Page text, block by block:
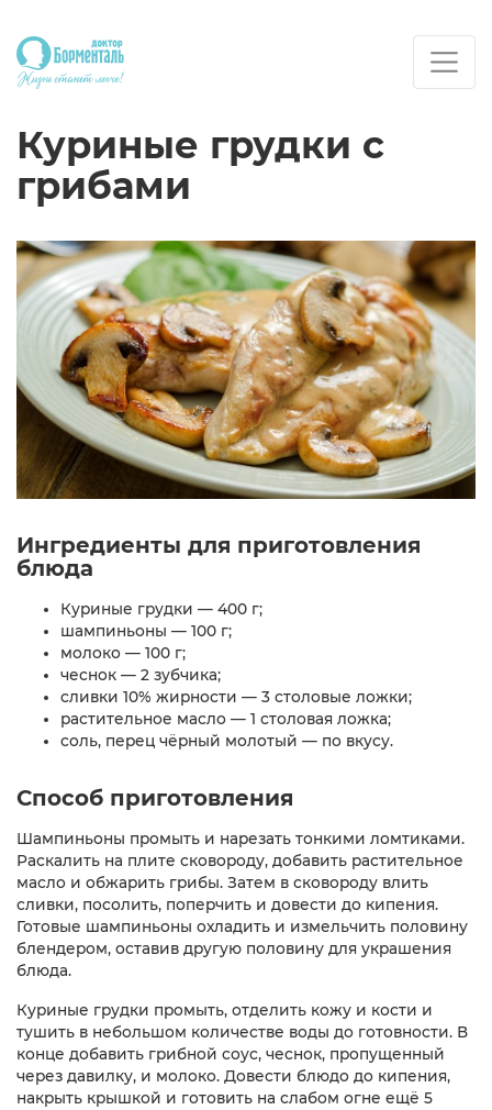
Куриные грудки с
грибами
Ингредиенты для приготовления
блюда
Куриные грудки — 400 г;
шампиньоны — 100 г;
молоко — 100 г;
чеснок — 2 зубчика;
сливки 10% жирности — 3 столовые ложки;
растительное масло — 1 столовая ложка;
соль, перец чёрный молотый — по вкусу.
Способ приготовления
Шампиньоны промыть и нарезать тонкими ломтиками.
Раскалить на плите сковороду, добавить растительное
масло и обжарить грибы. Затем в сковороду влить
сливки, посолить, поперчить и довести до кипения.
Готовые шампиньоны охладить и измельчить половину
блендером, оставив другую половину для украшения
блюда.
Куриные грудки промыть, отделить кожу и кости и
тушить в небольшом количестве воды до готовности. В
конце добавить грибной соус, чеснок, пропущенный
через давилку, и молоко. Довести блюдо до кипения,
накрыть крышкой и готовить на слабом огне ещё 5